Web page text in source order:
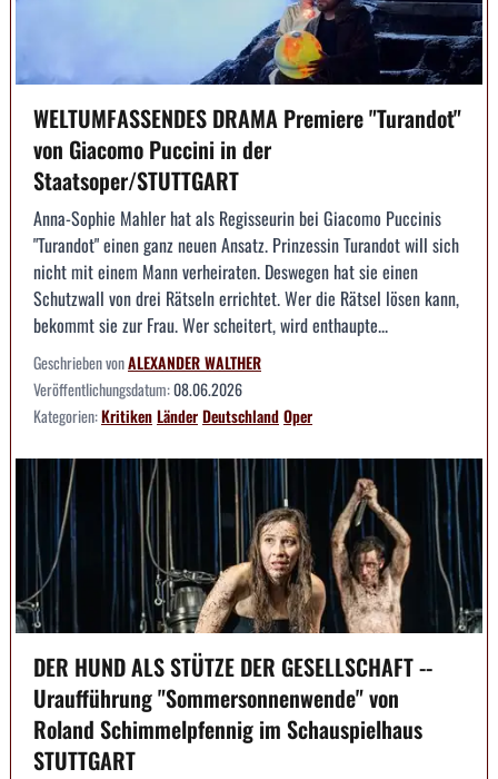
WELTUMFASSENDES DRAMA Premiere "Turandot"
von Giacomo Puccini in der
Staatsoper/STUTTGART
Anna-Sophie Mahler hat als Regisseurin bei Giacomo Puccinis
"Turandot" einen ganz neuen Ansatz. Prinzessin Turandot will sich
nicht mit einem Mann verheiraten. Deswegen hat sie einen
Schutzwall von drei Rätseln errichtet. Wer die Rätsel lösen kann,
bekommt sie zur Frau. Wer scheitert, wird enthaupte...
Geschrieben vonALEXANDER WALTHER
Veröffentlichungsdatum:08.06.2026
Kategorien:KritikenLänderDeutschlandOper
DER HUND ALS STÜTZE DER GESELLSCHAFT --
Uraufführung "Sommersonnenwende" von
Roland Schimmelpfennig im Schauspielhaus
STUTTGART